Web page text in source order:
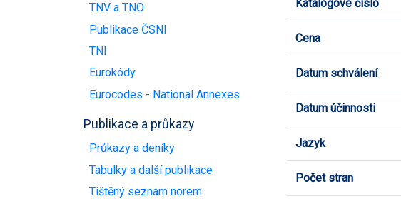
TNV a TNO
Publikace ČSNI
TNI
Eurokódy
Eurocodes - National Annexes
Publikace a průkazy
Průkazy a deníky
Tabulky a další publikace
Tištěný seznam norem
Katalogové číslo
Cena
Datum schválení
Datum účinnosti
Jazyk
Počet stran